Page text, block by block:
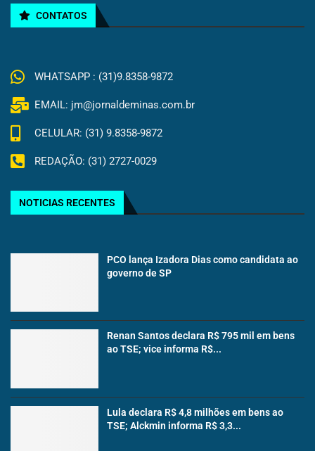
CONTATOS
WHATSAPP : (31)9.8358-9872
EMAIL: jm@jornaldeminas.com.br
CELULAR: (31) 9.8358-9872
REDAÇÃO: (31) 2727-0029
NOTICIAS RECENTES
PCO lança Izadora Dias como candidata ao
governo de SP
Renan Santos declara R$ 795 mil em bens
ao TSE; vice informa R$...
Lula declara R$ 4,8 milhões em bens ao
TSE; Alckmin informa R$ 3,3...